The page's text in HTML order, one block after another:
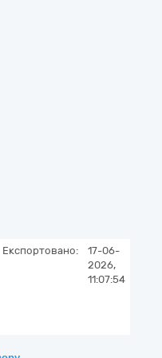
Експортовано:
17-06-
2026,
11:07:54